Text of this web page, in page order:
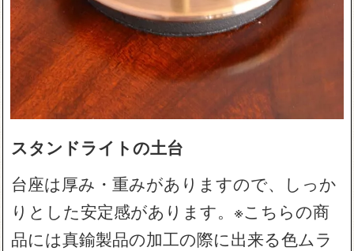
スタンドライトの土台
台座は厚み・重みがありますので、しっか
りとした安定感があります。※こちらの商
品には真鍮製品の加工の際に出来る色ムラ